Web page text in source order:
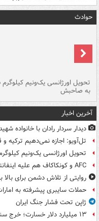
حوادث
تحویل اورژانسی یک‌ونیم کیلوگرم
به صاحبش
آخرین اخبار
دیدار سردار رادان با خانواده‌
تل‌آویو: اجازه نمی‌دهیم ترکیه
تحویل اورژانسی یک‌ونیم
AFC و کونکاکاف هم علیه اینفانتینو شدند
روایتی از تلاش دشمن برای
حملات سایبری پیشرفته به
ژاپن تحت فشار جنگ ایران
۱۳ میلیارد دلار خسارت؛ خرج سنگین ایران روی دست پنتاگون